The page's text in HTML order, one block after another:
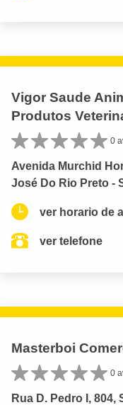
Vigor Saude
Produtos
0
Avenida Murchid
José Do Rio Preto -
ver horario de
ver telefone
Masterboi
0
Rua D. Pedro I,